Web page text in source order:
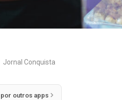
Jornal Conquista
outros apps